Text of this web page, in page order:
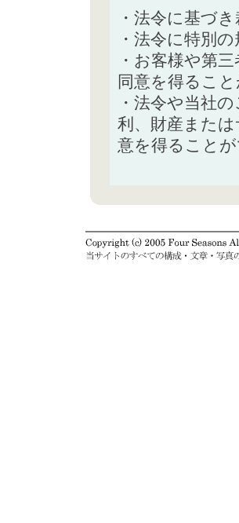
・法令に基づ
・法令に特別
・お客様や第
同意を得るこ
・法令や当社
利、財産また
意を得ること